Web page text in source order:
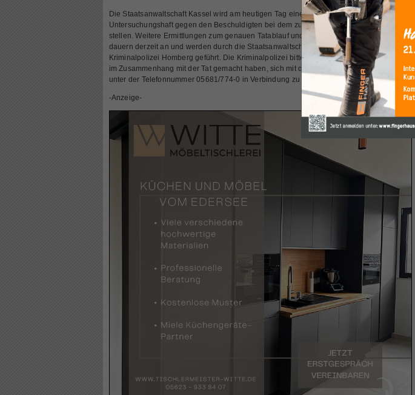
Die Staatsanwaltschaft Kassel wird am heutigen Tag einen Antrag auf Anordnung der
Untersuchungshaft gegen den Beschuldigten bei dem zuständigen Amtsgerichtstellen
stellen. Weitere Ermittlungen zum genauen Tatablauf und den Hintergründen der Tat
dauern derzeit an und werden durch die Staatsanwaltschaft Kassel sowie die
Kriminalpolizei Homberg geführt. Die Kriminalpolizei bittet Zeugen, die Beobachtungen
im Zusammenhang mit der Tat gemacht haben, sich mit der Polizei in Homberg/Efze
unter der Telefonnummer 05681/774-0 in Verbindung zu setzen. (ots/r)
-Anzeige-